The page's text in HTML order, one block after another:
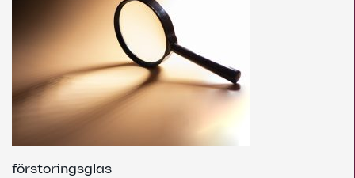
förstoringsglas